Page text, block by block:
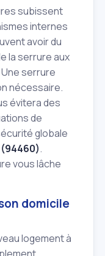
subissent
internes
avoir du
la serrure aux
serrure
nécessaire.
évitera des
de
globale
.
vous lâche
domicile
logement à